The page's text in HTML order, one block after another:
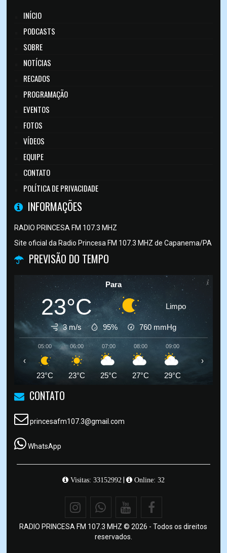
INÍCIO
PODCASTS
SOBRE
NOTÍCIAS
RECADOS
PROGRAMAÇÃO
EVENTOS
FOTOS
VÍDEOS
EQUIPE
CONTATO
POLÍTICA DE PRIVACIDADE
INFORMAÇÕES
RADIO PRINCESA FM 107.3 MHZ
Site oficial da Radio Princesa FM 107.3 MHZ de Capanema/PA
PREVISÃO DO TEMPO
Para
23°C Limpo
3 m/s 95% 760 mmHg
05:00
23°C
06:00
23°C
07:00
25°C
08:00
27°C
09:00
29°C
‹ ›
CONTATO
princesafm107.3@gmail.com
WhatsApp
Visitas: 33152992 Online: 32
RADIO PRINCESA FM 107.3 MHZ © 2026 - Todos os direitos
reservados.